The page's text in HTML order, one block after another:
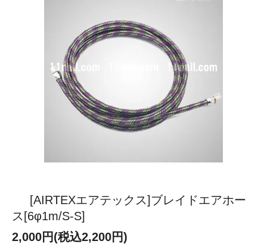
[AIRTEXエアテックス]ブレイドエアホー
ス[6φ1m/S-S]
2,000円(税込2,200円)